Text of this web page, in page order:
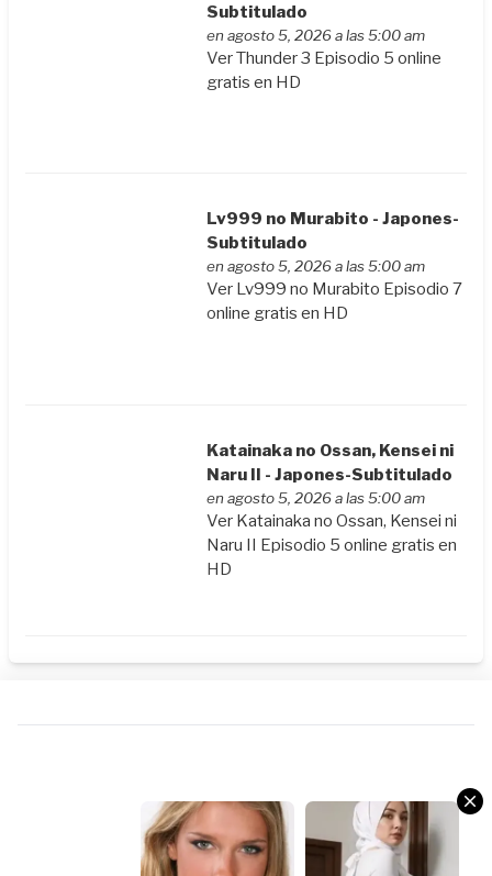
Subtitulado
en agosto 5, 2026 a las 5:00 am
Ver Thunder 3 Episodio 5 online
gratis en HD
Lv999 no Murabito - Japones-
Subtitulado
en agosto 5, 2026 a las 5:00 am
Ver Lv999 no Murabito Episodio 7
online gratis en HD
Katainaka no Ossan, Kensei ni
Naru II - Japones-Subtitulado
en agosto 5, 2026 a las 5:00 am
Ver Katainaka no Ossan, Kensei ni
Naru II Episodio 5 online gratis en
HD